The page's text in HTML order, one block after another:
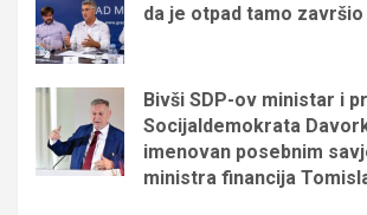
da je otpad tamo
Bivši SDP-ov ministar i
Socijaldemokrata
imenovan posebnim
ministra financija